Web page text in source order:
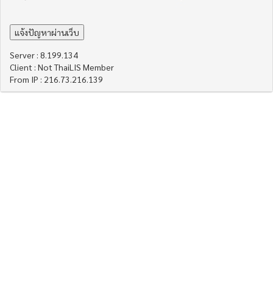
Server : 8.199.134
Client : Not ThaiLIS Member
From IP : 216.73.216.139